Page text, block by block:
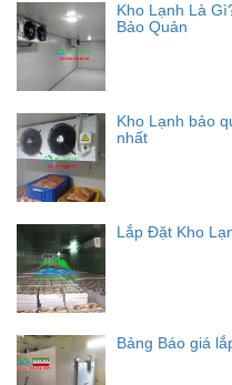
Kho Lạnh Là
Bảo Quản
Kho Lạnh bảo
nhất
Lắp Đặt Kho
Bảng Báo giá